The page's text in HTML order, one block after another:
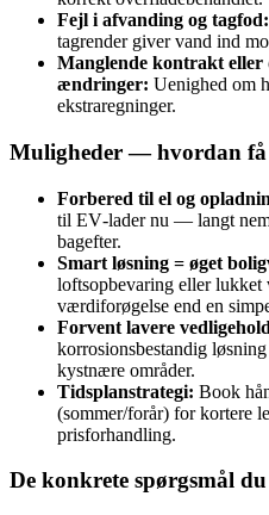
Fejl i afvanding og tagfod:
tagrender giver vand ind
Manglende kontrakt eller
ændringer: Uenighed om
ekstraregninger.
Muligheder — hvordan
Forbered til el og
til EV‑lader nu — langt
bagefter.
Smart løsning = øget
loftsopbevaring eller lukket
værdiforøgelse end en
Forvent lavere
korrosionsbestandig
kystnære områder.
Tidsplanstrategi: Book
(sommer/forår) for kortere
prisforhandling.
De konkrete spørgsmål